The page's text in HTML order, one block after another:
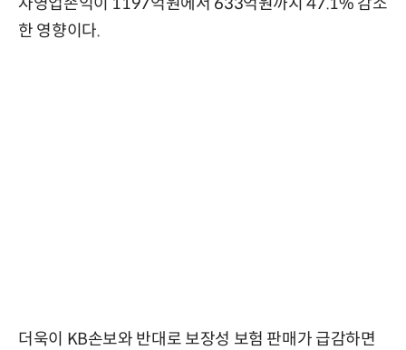
한 영향이다.
더욱이 KB손보와 반대로 보장성 보험 판매가 급감하면